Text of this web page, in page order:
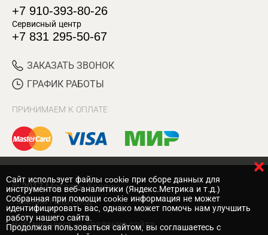
+7 910-393-80-26
Сервисный центр
+7 831 295-50-67
ЗАКАЗАТЬ ЗВОНОК
ГРАФИК РАБОТЫ
ПРИНИМАЕМ К ОПЛАТЕ
© 2017 Магазин Хозяин
Нижний Новгород
Вебмеханика — создание сайта
Cайт использует файлы cookie при сборе данных для
инструментов веб-аналитики (Яндекс.Метрика и т.д.)
Собранная при помощи cookie информация не может
идентифицировать вас, однако может помочь нам улучшить
работу нашего сайта.
Продолжая пользоваться сайтом, вы соглашаетесь с